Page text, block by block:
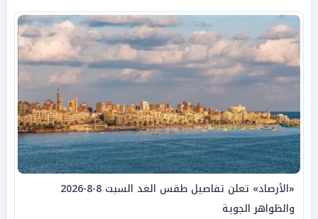
«الأرصاد» تعلن تفاصيل طقس الغد السبت 8-8-2026
والظواهر الجوية